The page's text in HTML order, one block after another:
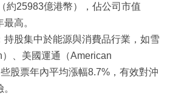
約25983億港幣），佔公司市值
高。
持股集中於能源與消費品行業，如雪
、美國運通（American
股票年內平均漲幅8.7%，有效對沖